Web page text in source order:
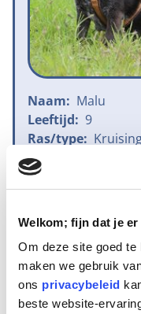
Welkom; fijn dat je er
Om deze site goed te
maken we gebruik
ons privacybeleid
beste website-
Naam: Malu
Leeftijd: 9
Ras/type:
Geslacht:
Reden opvang:
Hoeveel dagen te
Geplaatst
Dit is Malu en ze is